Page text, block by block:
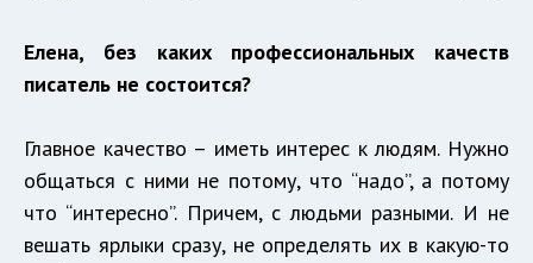
Елена, без каких профессиональных качеств
писатель не состоится?
Главное качество – иметь интерес к людям. Нужно
общаться с ними не потому, что “надо”, а потому
что “интересно”. Причем, с людьми разными. И не
вешать ярлыки сразу, не определять их в какую-то